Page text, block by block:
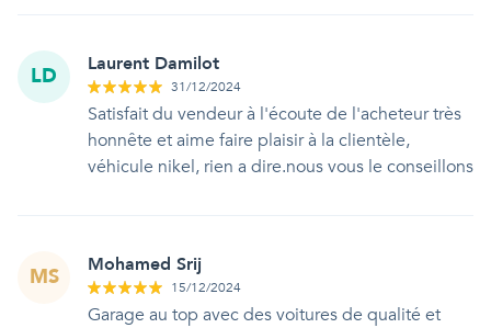
LD Laurent Damilot
31/12/2024
Satisfait du vendeur à l'écoute de l'acheteur très
honnête et aime faire plaisir à la clientèle,
véhicule nikel, rien a dire.nous vous le conseillons
MS Mohamed Srij
15/12/2024
Garage au top avec des voitures de qualité et